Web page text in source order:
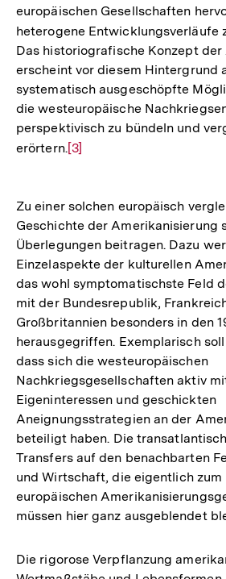
europäischen Gesellschaften
heterogene Entwicklungsverläufe
Das historiografische Konzept
erscheint vor diesem Hintergrund
systematisch ausgeschöpfte
die westeuropäische
perspektivisch zu bündeln und
erörtern.Zur
Fußnote
[3]
Zu einer solchen europäisch
Geschichte der Amerikanisierung
Überlegungen beitragen. Dazu
Einzelaspekte der kulturellen
das wohl symptomatischste Feld
mit der Bundesrepublik,
Großbritannien besonders in den
herausgegriffen. Exemplarisch
dass sich die westeuropäischen
Nachkriegsgesellschaften aktiv
Eigeninteressen und geschickten
Aneignungsstrategien an der
beteiligt haben. Die
Transfers auf den benachbarten
und Wirtschaft, die eigentlich zum
europäischen
müssen hier ganz ausgeblendet
Die rigorose Verpflanzung